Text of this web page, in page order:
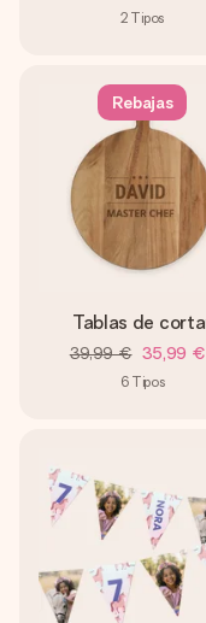
2 Tipos
Rebajas
Tablas de
39,99 € 35,99 €
6 Tipos